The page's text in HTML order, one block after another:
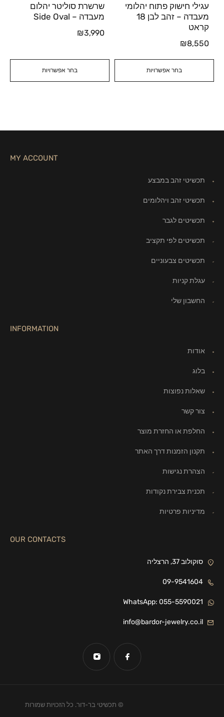
בחר אפשרויות
עגילי חישוק פתוח יהלומי
מעבדה – זהב לבן 18
קראט
₪8,550
בחר אפשרויות
שרשרת סוליטר יהלום
מעבדה – Side Oval
₪3,990
MY ACCOUNT
תכשיטי זהב במבצע
תכשיטי זהב ויהלומים
תכשיטים לגבר
תכשיטים לפי תקציב
תכשיטים צבעוניים
עגלת קניות
החשבון שלי
INFORMATION
אודות
בלוג
שאלות נפוצות
צור קשר
החלפת או החזרת מוצר
תקנון הזמנות דרך האתר
הצהרת נגישות
תכנית צבירת נקודות
מדיניות פרטיות
OUR CONTACTS
סוקולוב 37, הרצליה
09-9541604
WhatsApp: 055-5590021
info@bardor-jewelry.co.il
© תכשיטי בר-דור. כל הזכויות שמורות